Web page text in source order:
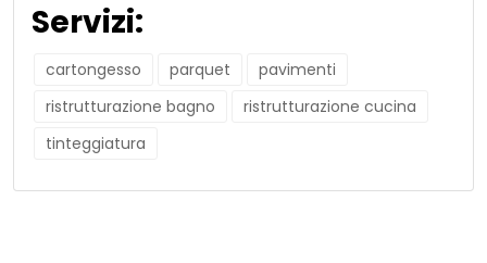
Servizi:
cartongesso parquet
pavimenti
ristrutturazione bagno
ristrutturazione cucina
tinteggiatura